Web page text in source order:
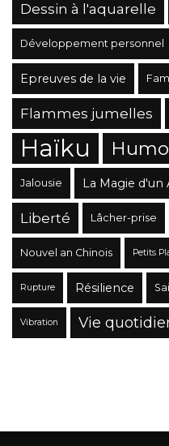
Dessin à l'aquarelle
Développement personnel
Epreuves de la vie
Flammes jumelles
Haïku
Jalousie La Magie
Liberté Lâcher-prise
Nouvel an Chinois Petits
Rupture Résilience
Vibration Vie